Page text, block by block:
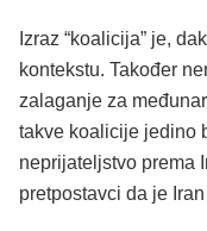
Izraz “koalicija” je,
kontekstu. Također
zalaganje za
takve koalicije jedino
neprijateljstvo prema
pretpostavci da je Iran